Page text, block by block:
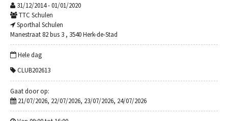
31/12/2014 - 01/01/2020
TTC Schulen
Sporthal Schulen
Manestraat 82 bus 3 , 3540 Herk-de-Stad
Hele dag
CLUB202613
Gaat door op:
21/07/2026, 22/07/2026, 23/07/2026, 24/07/2026